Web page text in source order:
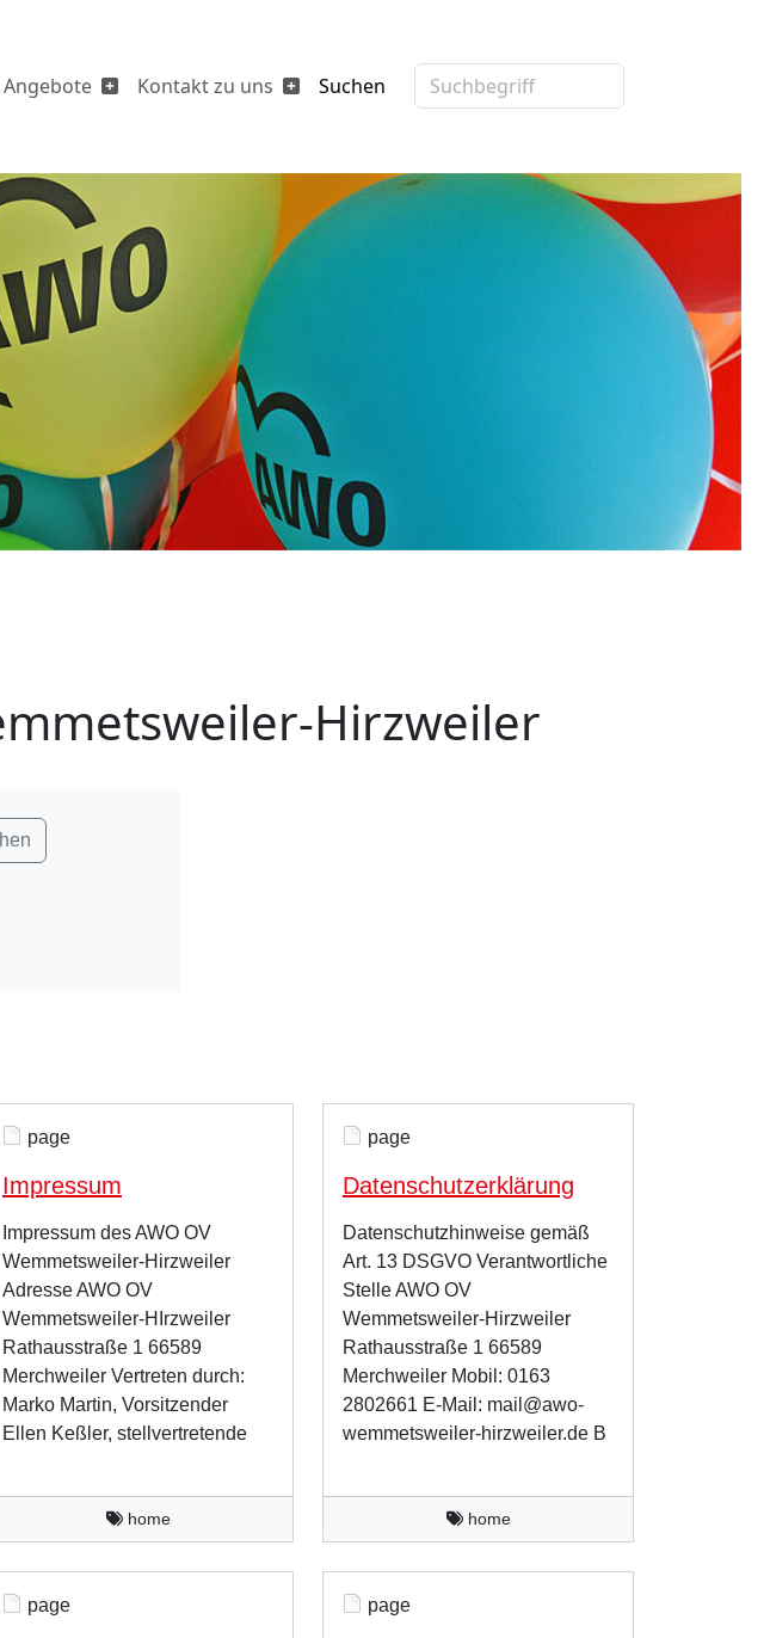
Kontakt zu uns Suchen
Hirzweiler
page
Impressum
Impressum des AWO OV
Wemmetsweiler-Hirzweiler
Adresse AWO OV
Wemmetsweiler-HIrzweiler
Rathausstraße 1 66589
Merchweiler Vertreten durch:
Marko Martin, Vorsitzender
Ellen Keßler, stellvertretende
home
page
Datenschutzerklärung
Datenschutzhinweise gemäß
Art. 13 DSGVO Verantwortliche
Stelle AWO OV
Wemmetsweiler-Hirzweiler
Rathausstraße 1 66589
Merchweiler Mobil: 0163
2802661 E-Mail: mail@awo-
wemmetsweiler-hirzweiler.de B
home
page page